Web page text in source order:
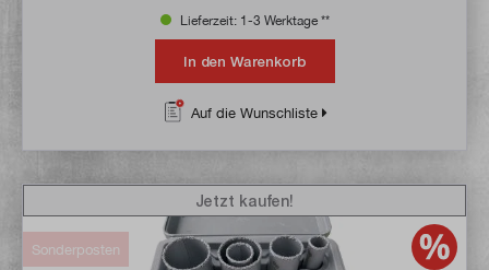
Lieferzeit: 1-3 Werktage **
In den Warenkorb
Auf die Wunschliste
Sonderposten
Jetzt kaufen!